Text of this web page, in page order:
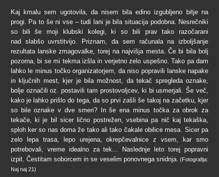
Kaj kmalu sem ugotovila, da nisem bila edino izgubljeno bitje na
progi. Pa to še ni vse – tudi lani je bila situacija podobna. Nesrečniki
so bili še moji klubski kolegi, ki so bili prav tako razočarani
nad slabšo uvrstitvijo. Priznam, da sem računala na izboljšanje
rezultata lanske zmagovalke, torej na najvišja mesta. Če bi bila bolj
pozorna, bi se mi tekma izšla in verjetno zelo uspešno. Tako pa dam
lahko le minus točko organizatorjem, da niso popravili lanske napake
in ključnih mest, kjer je bila možnost, da tekač spregleda oznake,
bolje označili oz. postavili tam prostovoljcev, ki bi usmerjali. Še več,
kako je lahko prišlo do tega, da so prvi zašli še takoj na začetku, kjer
so bile oznake v dve smeri? In še ena minus točka za obrok za
tekače, ki je bil sicer lično postrežen, vsebina pa nič kaj tekaška,
sploh ker so nas doma že tako ali tako čakale obilice mesa. Sicer pa
zelo lepa trasa, lepo urejena, okrepčevalnice z vsem, kar smo
potrebovali, vreme idealno za tek… Naslednje leto torej popravni
izpit. Čestitam soborcem in se veselim ponovnega snidnja. (Fotografija:
Naj naj 21)